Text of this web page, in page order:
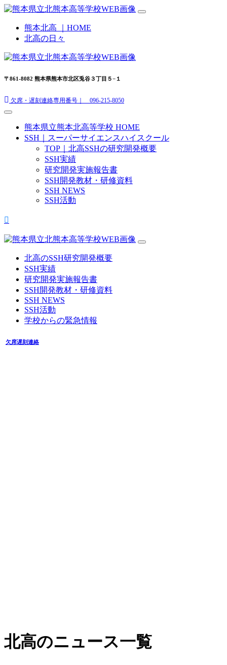
熊本北高 ｜HOME
北高の日々
〒861-8082 熊本県熊本市北区兎谷３丁目５−１
欠席・遅刻連絡専用番号｜ 096-215-8050
熊本県立熊本北高等学校 HOME
SSH｜スーパーサイエンスハイスクール
TOP｜北高SSHの研究開発概要
SSH実績
研究開発実施報告書
SSH開発教材・研修資料
SSH NEWS
SSH活動
北高のSSH研究開発概要
SSH実績
研究開発実施報告書
SSH開発教材・研修資料
SSH NEWS
SSH活動
学校からの緊急情報
欠席遅刻連絡
北高のニュース一覧